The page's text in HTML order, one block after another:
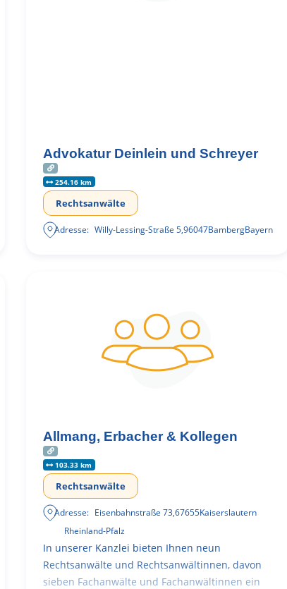
Advokatur Deinlein und Schreyer
254.16 km
Rechtsanwälte
Adresse: Willy-Lessing-Straße 5,96047BambergBayern
Allmang, Erbacher & Kollegen
103.33 km
Rechtsanwälte
Adresse: Eisenbahnstraße 73,67655Kaiserslautern
Rheinland-Pfalz
In unserer Kanzlei bieten Ihnen neun
Rechtsanwälte und Rechtsanwältinnen, davon
sieben Fachanwälte und Fachanwältinnen ein